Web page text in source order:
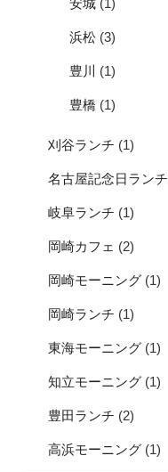
安城 (1)
浜松 (3)
豊川 (1)
豊橋 (1)
刈谷ランチ (1)
名古屋記念日ランチ
岐阜ランチ (1)
岡崎カフェ (2)
岡崎モーニング (1)
岡崎ランチ (1)
東海モーニング (1)
知立モーニング (1)
豊田ランチ (2)
高浜モーニング (1)